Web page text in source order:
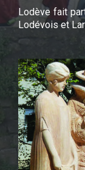
Lodève fait
Lodévois et